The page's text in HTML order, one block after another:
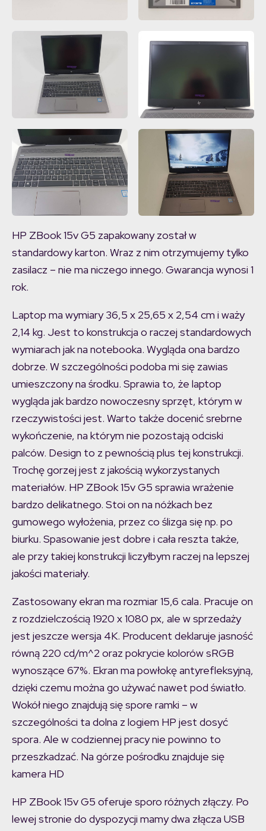
HP ZBook 15v G5 zapakowany został w
standardowy karton. Wraz z nim otrzymujemy tylko
zasilacz – nie ma niczego innego. Gwarancja wynosi 1
rok.
Laptop ma wymiary 36,5 x 25,65 x 2,54 cm i waży
2,14 kg. Jest to konstrukcja o raczej standardowych
wymiarach jak na notebooka. Wygląda ona bardzo
dobrze. W szczególności podoba mi się zawias
umieszczony na środku. Sprawia to, że laptop
wygląda jak bardzo nowoczesny sprzęt, którym w
rzeczywistości jest. Warto także docenić srebrne
wykończenie, na którym nie pozostają odciski
palców. Design to z pewnością plus tej konstrukcji.
Trochę gorzej jest z jakością wykorzystanych
materiałów. HP ZBook 15v G5 sprawia wrażenie
bardzo delikatnego. Stoi on na nóżkach bez
gumowego wyłożenia, przez co ślizga się np. po
biurku. Spasowanie jest dobre i cała reszta także,
ale przy takiej konstrukcji liczyłbym raczej na lepszej
jakości materiały.
Zastosowany ekran ma rozmiar 15,6 cala. Pracuje on
z rozdzielczością 1920 x 1080 px, ale w sprzedaży
jest jeszcze wersja 4K. Producent deklaruje jasność
równą 220 cd/m^2 oraz pokrycie kolorów sRGB
wynoszące 67%. Ekran ma powłokę antyrefleksyjną,
dzięki czemu można go używać nawet pod światło.
Wokół niego znajdują się spore ramki – w
szczególności ta dolna z logiem HP jest dosyć
spora. Ale w codziennej pracy nie powinno to
przeszkadzać. Na górze pośrodku znajduje się
kamera HD
HP ZBook 15v G5 oferuje sporo różnych złączy. Po
lewej stronie do dyspozycji mamy dwa złącza USB